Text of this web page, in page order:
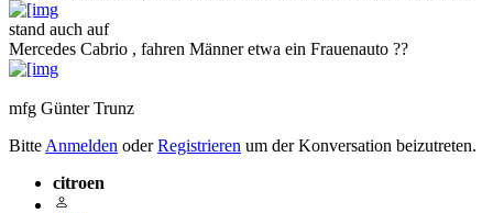
stand auch auf
Mercedes Cabrio , fahren Männer etwa ein Frauenauto ??
mfg Günter Trunz
Bitte Anmelden oderRegistrieren um der Konversation beizutreten.
citroen